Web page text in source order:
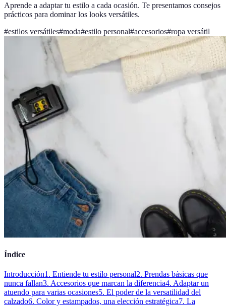
Aprende a adaptar tu estilo a cada ocasión. Te presentamos consejos
prácticos para dominar los looks versátiles.
#estilos versátiles#moda#estilo personal#accesorios#ropa versátil
Índice
Introducción1. Entiende tu estilo personal2. Prendas básicas que
nunca fallan3. Accesorios que marcan la diferencia4. Adaptar un
atuendo para varias ocasiones5. El poder de la versatilidad del
calzado6. Color y estampados, una elección estratégica7. La